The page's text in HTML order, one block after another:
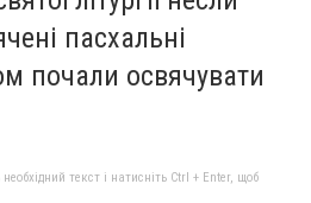
пасхальні
почали освячувати
текст і натисніть Ctrl + Enter, щоб